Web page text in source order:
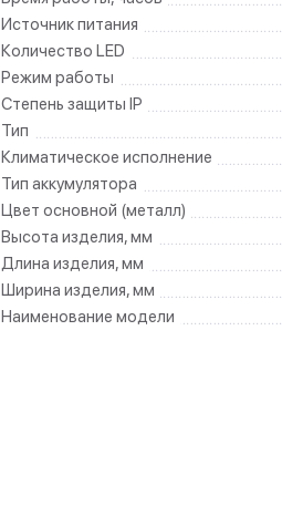
Источник питания
Количество LED
Режим работы
Степень защиты IP
Тип
Климатическое исполнение
Тип аккумулятора
Цвет основной (металл)
Высота изделия, мм
Длина изделия, мм
Ширина изделия, мм
Наименование модели